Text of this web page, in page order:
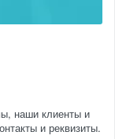
наши клиенты и
и реквизиты.